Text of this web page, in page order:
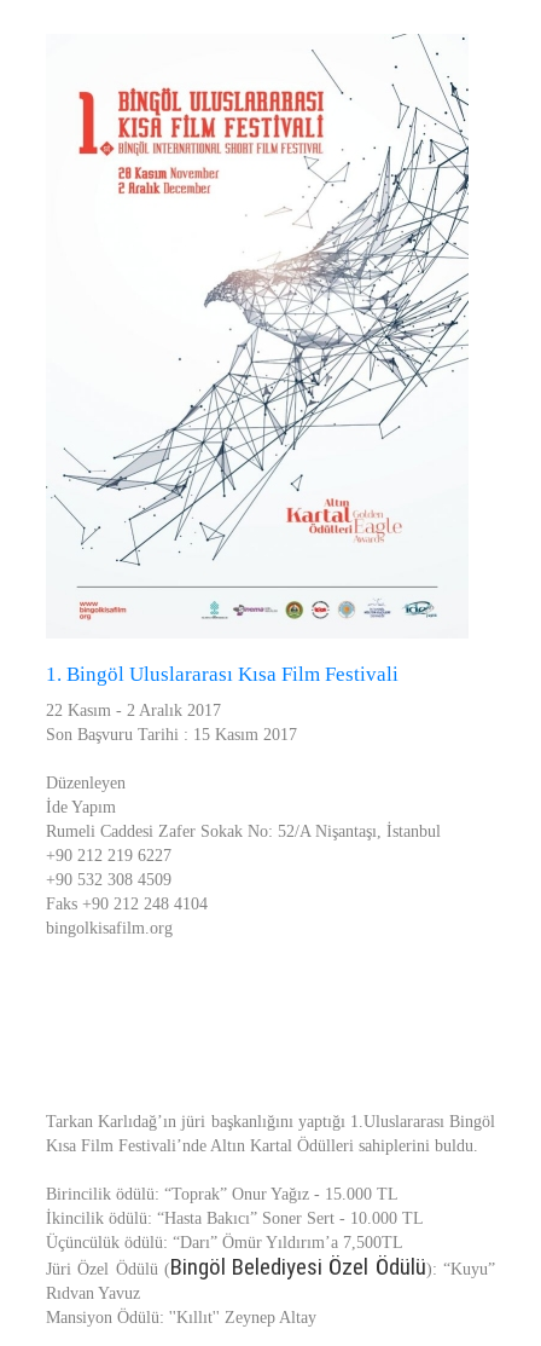
1. Bingöl Uluslararası Kısa Film Festivali
22 Kasım - 2 Aralık 2017
Son Başvuru Tarihi : 15 Kasım 2017
Düzenleyen
İde Yapım
Rumeli Caddesi Zafer Sokak No: 52/A Nişantaşı, İstanbul
+90 212 219 6227
+90 532 308 4509
Faks +90 212 248 4104
bingolkisafilm.org
Tarkan Karlıdağ’ın jüri başkanlığını yaptığı 1.Uluslararası Bingöl
Kısa Film Festivali’nde Altın Kartal Ödülleri sahiplerini buldu.
Birincilik ödülü: “Toprak” Onur Yağız - 15.000 TL
İkincilik ödülü: “Hasta Bakıcı” Soner Sert - 10.000 TL
Üçüncülük ödülü: “Darı” Ömür Yıldırım’a 7,500TL
Jüri Özel Ödülü (Bingöl Belediyesi Özel Ödülü): “Kuyu”
Rıdvan Yavuz
Mansiyon Ödülü: ''Kıllıt'' Zeynep Altay